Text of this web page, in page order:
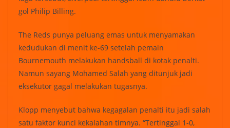
gol Philip Billing.
The Reds punya peluang emas untuk menyamakan
kedudukan di menit ke-69 setelah pemain
Bournemouth melakukan handsball di kotak penalti.
Namun sayang Mohamed Salah yang ditunjuk jadi
eksekutor gagal melakukan tugasnya.
Klopp menyebut bahwa kegagalan penalti itu jadi salah
satu faktor kunci kekalahan timnya. “Tertinggal 1-0,